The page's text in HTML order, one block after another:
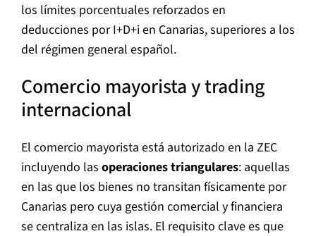
los límites porcentuales reforzados en
deducciones por I+D+i en Canarias, superiores a los
del régimen general español.
Comercio mayorista y trading
internacional
El comercio mayorista está autorizado en la ZEC
incluyendo las operaciones triangulares: aquellas
en las que los bienes no transitan físicamente por
Canarias pero cuya gestión comercial y financiera
se centraliza en las islas. El requisito clave es que